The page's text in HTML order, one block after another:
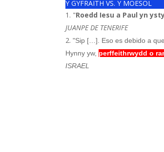
Y GYFRAITH VS. Y MOESOL
"Roedd Iesu a Paul yn
JUANPE DE TENERIFE
"Sip […]. Eso es debido a que
Hynny yw, perffeithrwydd o
ISRAEL